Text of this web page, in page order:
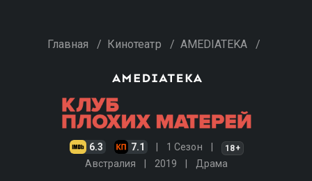
Главная / Кинотеатр / AMEDIATEKA /
6.3 7.1 1 Сезон 18+
Австралия 2019 Драма